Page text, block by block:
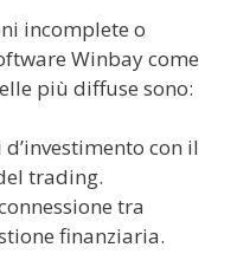
incomplete o
Winbay come
più diffuse sono:
con il
trading.
tra
finanziaria.